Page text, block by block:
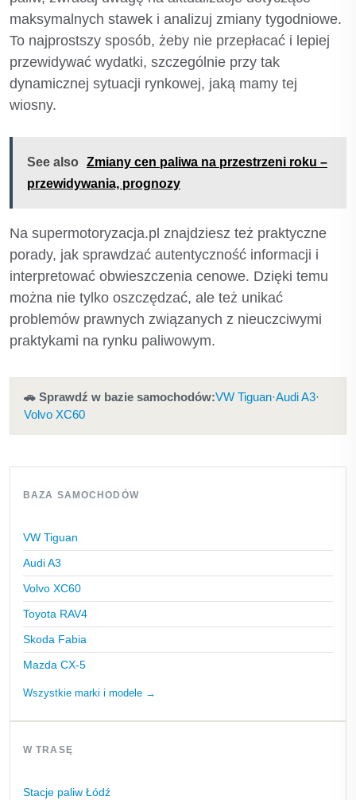
maksymalnych stawek i analizuj zmiany tygodniowe.
To najprostszy sposób, żeby nie przepłacać i lepiej
przewidywać wydatki, szczególnie przy tak
dynamicznej sytuacji rynkowej, jaką mamy tej
wiosny.
See also
Zmiany cen paliwa na przestrzeni roku –
przewidywania, prognozy
Na supermotoryzacja.pl znajdziesz też praktyczne
porady, jak sprawdzać autentyczność informacji i
interpretować obwieszczenia cenowe. Dzięki temu
można nie tylko oszczędzać, ale też unikać
problemów prawnych związanych z nieuczciwymi
praktykami na rynku paliwowym.
🚗 Sprawdź w bazie samochodów:VW Tiguan·Audi A3·
Volvo XC60
BAZA SAMOCHODÓW
VW Tiguan
Audi A3
Volvo XC60
Toyota RAV4
Skoda Fabia
Mazda CX-5
Wszystkie marki i modele →
W TRASĘ
Stacje paliw Łódź